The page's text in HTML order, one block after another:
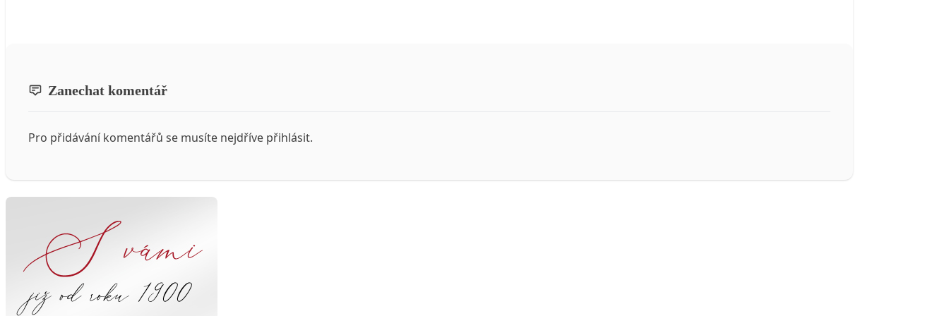
Zanechat komentář
Pro přidávání komentářů se musíte nejdříve přihlásit.